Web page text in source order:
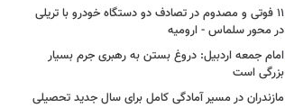
۱۱ فوتی و مصدوم در تصادف دو دستگاه خودرو با تریلی
در محور سلماس - ارومیه
امام جمعه اردبیل: دروغ بستن به رهبری جرم بسیار
بزرگی است
مازندران در مسیر آمادگی کامل برای سال جدید تحصیلی